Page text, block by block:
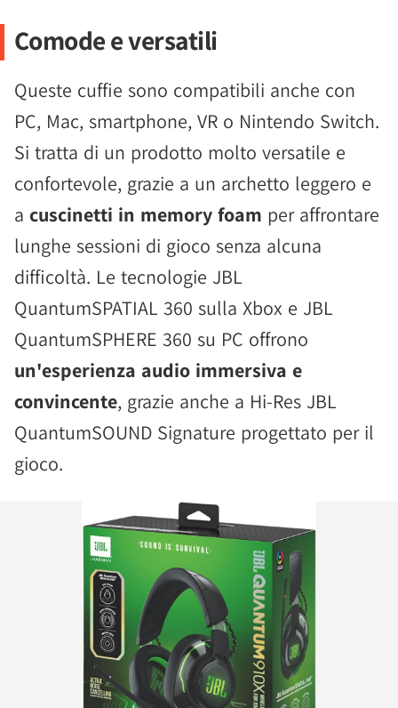
Comode e versatili
Queste cuffie sono compatibili anche con
PC, Mac, smartphone, VR o Nintendo Switch.
Si tratta di un prodotto molto versatile e
confortevole, grazie a un archetto leggero e
a cuscinetti in memory foam per affrontare
lunghe sessioni di gioco senza alcuna
difficoltà. Le tecnologie JBL
QuantumSPATIAL 360 sulla Xbox e JBL
QuantumSPHERE 360 su PC offrono
un'esperienza audio immersiva e
convincente, grazie anche a Hi-Res JBL
QuantumSOUND Signature progettato per il
gioco.